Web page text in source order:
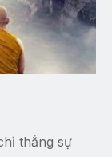
thẳng sự